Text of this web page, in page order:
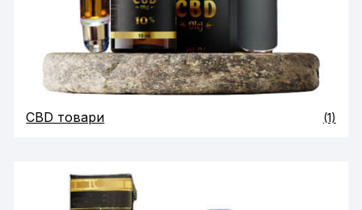
CBD товари (1)